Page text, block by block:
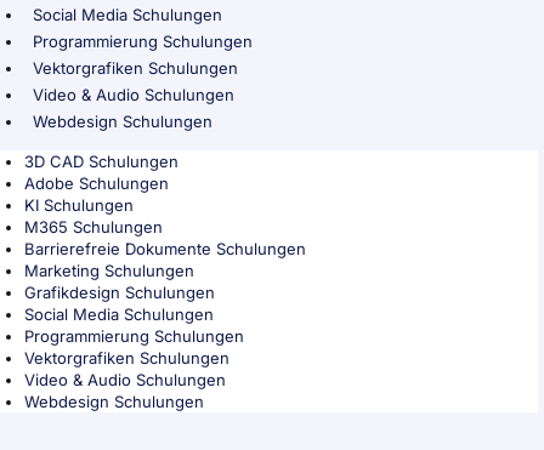
Social Media Schulungen
Programmierung Schulungen
Vektorgrafiken Schulungen
Video & Audio Schulungen
Webdesign Schulungen
3D CAD Schulungen
Adobe Schulungen
KI Schulungen
M365 Schulungen
Barrierefreie Dokumente Schulungen
Marketing Schulungen
Grafikdesign Schulungen
Social Media Schulungen
Programmierung Schulungen
Vektorgrafiken Schulungen
Video & Audio Schulungen
Webdesign Schulungen